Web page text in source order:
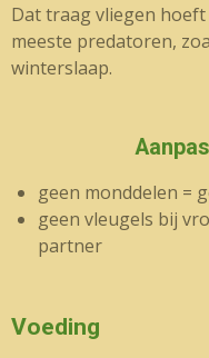
Dat traag vliegen
meeste predatoren,
winterslaap.
geen monddelen =
geen vleugels bij
partner
Voeding